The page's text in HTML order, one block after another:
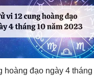
hoàng đạo ngày 4 tháng